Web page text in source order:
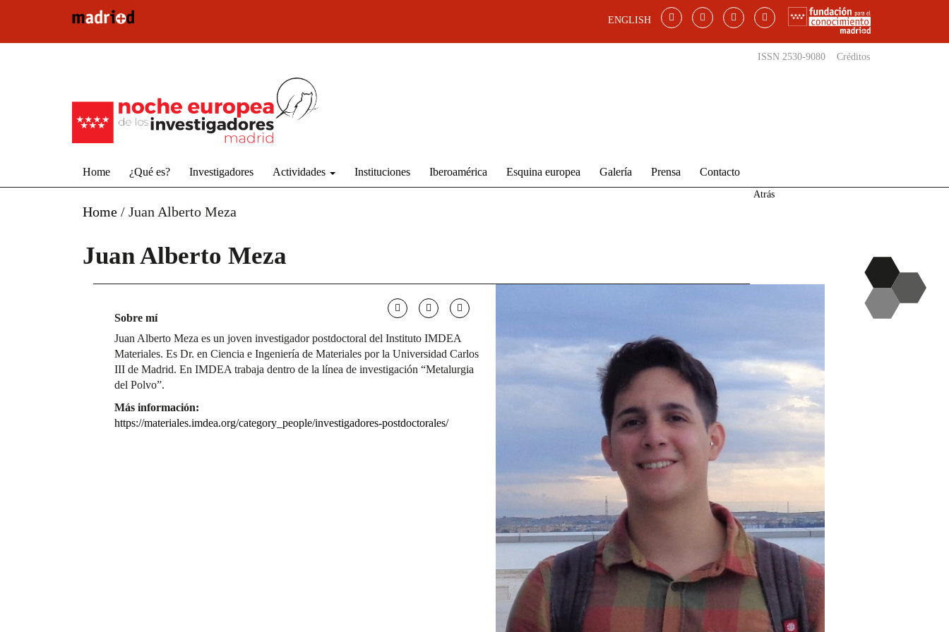
ENGLISH
ISSN 2530-9080 Créditos
Home ¿Qué es? Investigadores Actividades Instituciones Iberoamérica Esquina europea Galería Prensa Contacto
Home / Juan Alberto Meza
Atrás
Juan Alberto Meza
Sobre mí
Juan Alberto Meza es un joven investigador postdoctoral del Instituto IMDEA
Materiales. Es Dr. en Ciencia e Ingeniería de Materiales por la Universidad Carlos
III de Madrid. En IMDEA trabaja dentro de la línea de investigación “Metalurgia
del Polvo”.
Más información:
https://materiales.imdea.org/category_people/investigadores-postdoctorales/